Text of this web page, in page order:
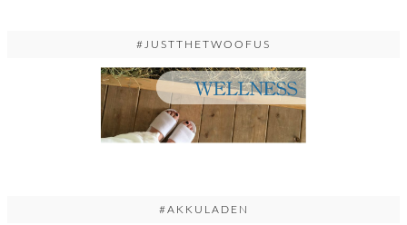
#JUSTTHETWOOFUS
#AKKULADEN